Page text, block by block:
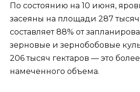
По состоянию на 10 июня,
засеяны на площади 287 тысяч
составляет 88% от
зерновые и зернобобовые
206 тысяч гектаров — это
намеченного объема.